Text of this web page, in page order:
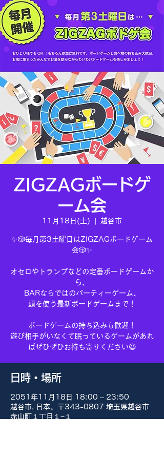
ZIGZAGボードゲ
ーム会
11月18日(土) 越谷市
✨🎲毎月第3土曜日はZIGZAGボードゲーム
会🎲✨
オセロやトランプなどの定番ボードゲームか
ら、
BARならではのパーティーゲーム、
頭を使う最新ボードゲームまで！
ボードゲームの持ち込みも歓迎！
遊び相手がいなくて眠っているゲームがあれ
ばぜひぜひお持ち寄りください😆
日時・場所
2051年11月18日 18:00 – 23:50
越谷市, 日本、〒343-0807 埼玉県越谷市
赤山町１丁目１−１